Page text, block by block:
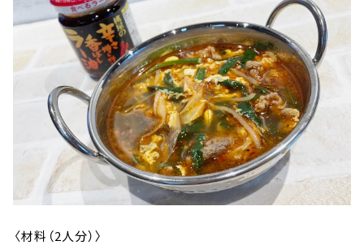
〈材料（2人分）〉